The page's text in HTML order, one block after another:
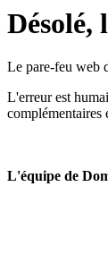
Désolé,
Le pare-feu web
L'erreur est
complémentaires
L'équipe de